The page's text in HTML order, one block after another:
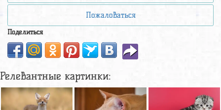
Пожаловаться
Поделиться
Релевантные картинки: